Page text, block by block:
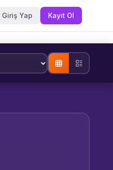
Giriş Yap Kayıt Ol